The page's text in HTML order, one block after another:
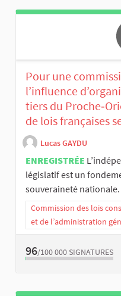
Pour une
l’influence
tiers du
de lois françaises
Lucas GAYDU
ENREGISTRÉE
législatif est un
souveraineté nationale.
Commission des lois
et de l’administration
96/100 000 SIGNATURES